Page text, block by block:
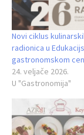
Novi ciklus
radionica u
gastronomskom
24. veljače 2026.
U "Gastronomija"